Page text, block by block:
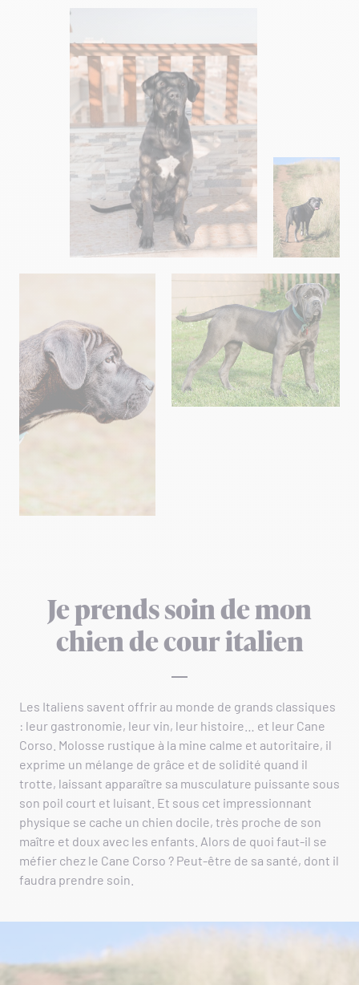
Je prends soin de mon
chien de cour italien
Les Italiens savent offrir au monde de grands classiques
: leur gastronomie, leur vin, leur histoire… et leur Cane
Corso. Molosse rustique à la mine calme et autoritaire, il
exprime un mélange de grâce et de solidité quand il
trotte, laissant apparaître sa musculature puissante sous
son poil court et luisant. Et sous cet impressionnant
physique se cache un chien docile, très proche de son
maître et doux avec les enfants. Alors de quoi faut-il se
méfier chez le Cane Corso ? Peut-être de sa santé, dont il
faudra prendre soin.